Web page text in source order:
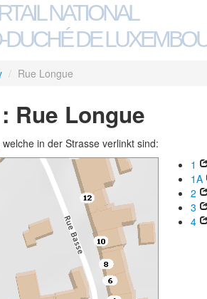
NATIONAL
DUCHÉ DE
/ Rue Longue
Rue Longue
in der Strasse verlinkt sind:
1
1A
2
3
4